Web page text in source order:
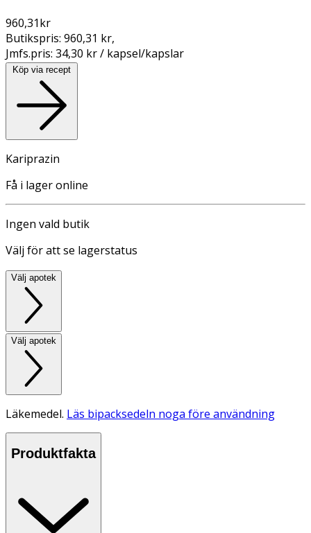
960,31kr
Butikspris: 960,31 kr,
Jmfs.pris: 34,30 kr / kapsel/kapslar
Köp via recept
Kariprazin
Få i lager online
Ingen vald butik
Välj för att se lagerstatus
Välj apotek
Välj apotek
Läkemedel. Läs bipacksedeln noga före användning
Produktfakta